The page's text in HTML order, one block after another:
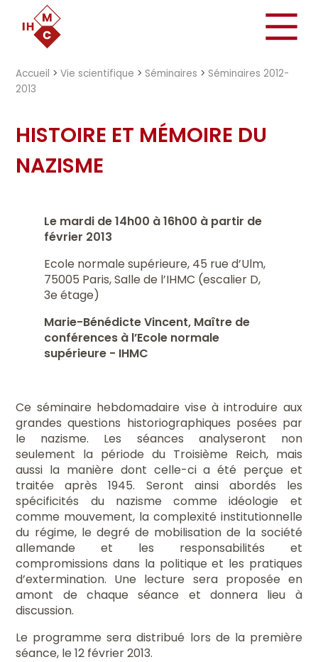
Accueil >Vie scientifique > Séminaires > Séminaires 2012-
2013
HISTOIRE ET MÉMOIRE DU
NAZISME
Le mardi de 14h00 à 16h00 à partir de
février 2013
Ecole normale supérieure, 45 rue d’Ulm,
75005 Paris, Salle de l’IHMC (escalier D,
3e étage)
Marie-Bénédicte Vincent, Maître de
conférences à l’Ecole normale
supérieure - IHMC
Ce séminaire hebdomadaire vise à introduire aux
grandes questions historiographiques posées par
le nazisme. Les séances analyseront non
seulement la période du Troisième Reich, mais
aussi la manière dont celle-ci a été perçue et
traitée après 1945. Seront ainsi abordés les
spécificités du nazisme comme idéologie et
comme mouvement, la complexité institutionnelle
du régime, le degré de mobilisation de la société
allemande et les responsabilités et
compromissions dans la politique et les pratiques
d’extermination. Une lecture sera proposée en
amont de chaque séance et donnera lieu à
discussion.
Le programme sera distribué lors de la première
séance, le 12 février 2013.